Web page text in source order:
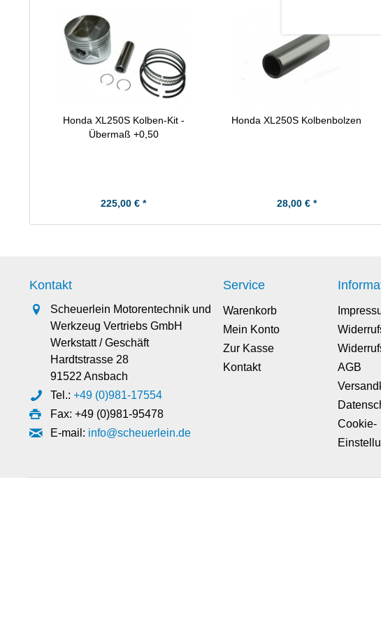
Honda XL250S Kolben-Kit -
Übermaß +0,50
225,00 € *
Honda XL250S Kolbenbolzen
28,00 € *
Kontakt
Scheuerlein Motorentechnik und
Werkzeug Vertriebs GmbH
Werkstatt / Geschäft
Hardtstrasse 28
91522 Ansbach
Tel.: +49 (0)981-17554
Fax: +49 (0)981-95478
E-mail: info@scheuerlein.de
Service
Warenkorb
Mein Konto
Zur Kasse
Kontakt
AGB
Cookie-